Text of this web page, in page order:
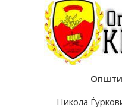
Никола